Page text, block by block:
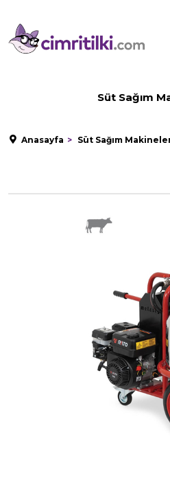
Süt Sağım
Anasayfa Süt Sağım